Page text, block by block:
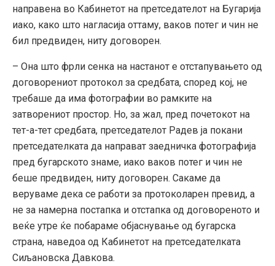
направена во Кабинетот на претседателот на Бугарија
иако, како што нагласија оттаму, ваков потег и чин не
бил предвиден, ниту договорен.
– Она што фрли сенка на настанот е отстапувањето од
договорениот протокол за средбата, според кој, не
требаше да има фотографии во рамките на
затворениот простор. Но, за жал, пред почетокот на
тет-а-тет средбата, претседателот Радев ја покани
претседателката да направат заедничка фотографија
пред бугарското знаме, иако ваков потег и чин не
беше предвиден, ниту договорен. Сакаме да
веруваме дека се работи за протоколарен превид, а
не за намерна постапка и отстапка од договореното и
веќе утре ќе побараме објаснување од бугарска
страна, наведоа од Кабинетот на претседателката
Сиљановска Давкова.